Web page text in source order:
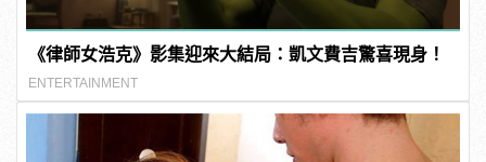
《律師女浩克》影集迎來大結局：凱文費吉驚喜現身！
ENTERTAINMENT